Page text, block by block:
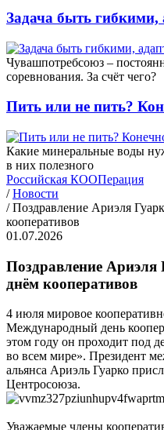
Задача быть
Чувашпотребсоюз –
соревнования. За счёт чего?
Пить или не пить?
Какие минеральные воды
в них полезного
Российская КООПерация
/ Новости
/ Поздравление Ариэля
кооперативов
01.07.2026
Поздравление
днём кооперативов
4 июля мировое
Международный день
этом году он проходит под
во всем мире». Президент
альянса Ариэль Гуарко
Центросоюза.
Уважаемые члены